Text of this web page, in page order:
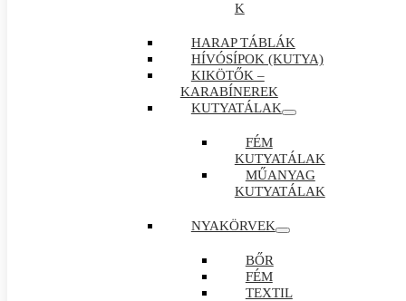
K
HARAP TÁBLÁK
HÍVÓSÍPOK (KUTYA)
KIKÖTŐK –
KARABÍNEREK
KUTYATÁLAK
FÉM
KUTYATÁLAK
MŰANYAG
KUTYATÁLAK
NYAKÖRVEK
BŐR
FÉM
TEXTIL